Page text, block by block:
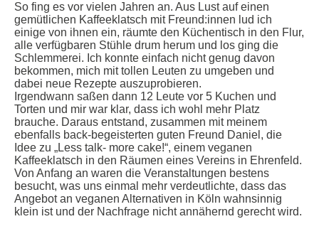
So fing es vor vielen Jahren an. Aus Lust auf einen
gemütlichen Kaffeeklatsch mit Freund:innen lud ich
einige von ihnen ein, räumte den Küchentisch in den Flur,
alle verfügbaren Stühle drum herum und los ging die
Schlemmerei. Ich konnte einfach nicht genug davon
bekommen, mich mit tollen Leuten zu umgeben und
dabei neue Rezepte auszuprobieren.
Irgendwann saßen dann 12 Leute vor 5 Kuchen und
Torten und mir war klar, dass ich wohl mehr Platz
brauche. Daraus entstand, zusammen mit meinem
ebenfalls back-begeisterten guten Freund Daniel, die
Idee zu „Less talk- more cake!“, einem veganen
Kaffeeklatsch in den Räumen eines Vereins in Ehrenfeld.
Von Anfang an waren die Veranstaltungen bestens
besucht, was uns einmal mehr verdeutlichte, dass das
Angebot an veganen Alternativen in Köln wahnsinnig
klein ist und der Nachfrage nicht annähernd gerecht wird.